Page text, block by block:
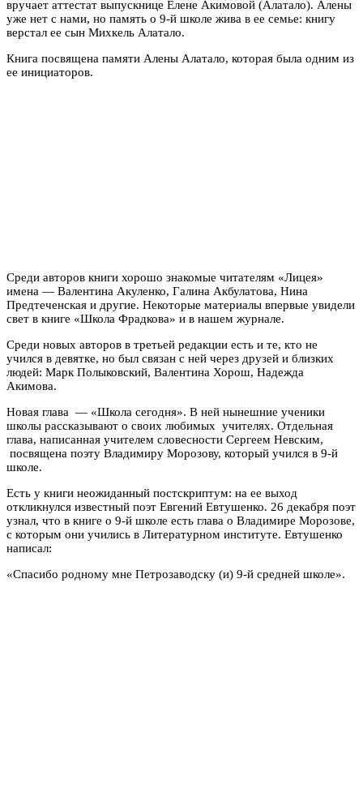
вручает аттестат выпускнице Елене Акимовой (Алатало). Алены
уже нет с нами, но память о 9-й школе жива в ее семье: книгу
верстал ее сын Михкель Алатало.
Книга посвящена памяти Алены Алатало, которая была одним из
ее инициаторов.
Среди авторов книги хорошо знакомые читателям «Лицея»
имена — Валентина Акуленко, Галина Акбулатова, Нина
Предтеченская и другие. Некоторые материалы впервые увидели
свет в книге «Школа Фрадкова» и в нашем журнале.
Среди новых авторов в третьей редакции есть и те, кто не
учился в девятке, но был связан с ней через друзей и близких
людей: Марк Полыковский, Валентина Хорош, Надежда
Акимова.
Новая глава — «Школа сегодня». В ней нынешние ученики
школы рассказывают о своих любимых учителях. Отдельная
глава, написанная учителем словесности Сергеем Невским,
посвящена поэту Владимиру Морозову, который учился в 9-й
школе.
Есть у книги неожиданный постскриптум: на ее выход
откликнулся известный поэт Евгений Евтушенко. 26 декабря поэт
узнал, что в книге о 9-й школе есть глава о Владимире Морозове,
с которым они учились в Литературном институте. Евтушенко
написал:
«Спасибо родному мне Петрозаводску (и) 9-й средней школе».